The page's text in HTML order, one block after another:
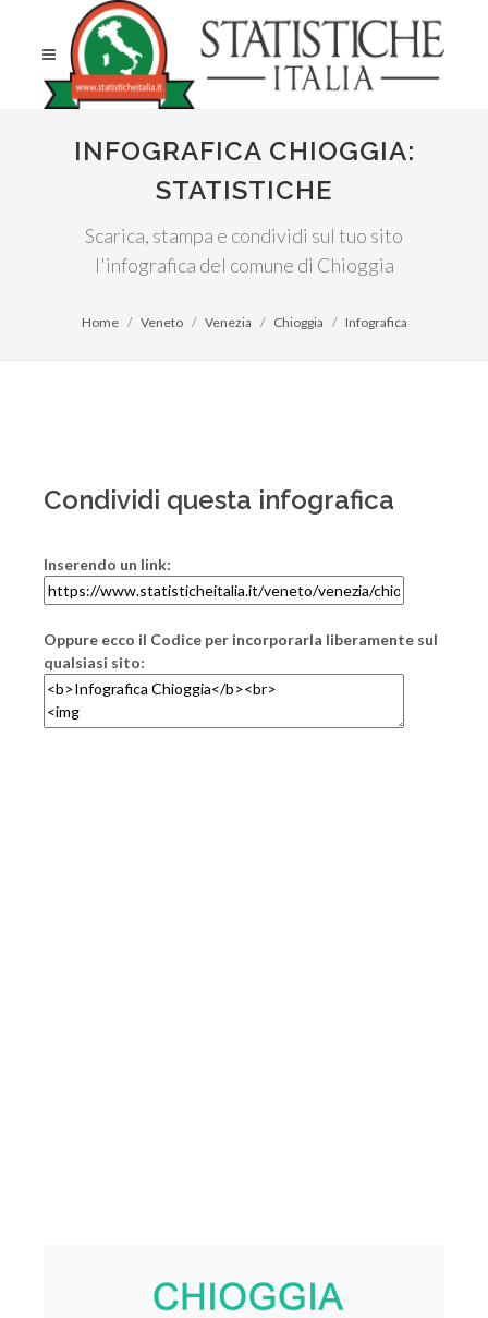
INFOGRAFICA CHIOGGIA:
STATISTICHE
Scarica, stampa e condividi sul tuo sito
l'infografica del comune di Chioggia
Home Veneto Venezia Chioggia Infografica
Condividi questa infografica
Inserendo un link:
Oppure ecco il Codice per incorporarla liberamente sul
qualsiasi sito: